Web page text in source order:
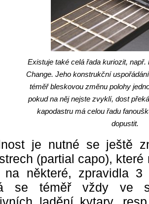
Existuje také celá řada kuriozit,
Change. Jeho konstrukční
téměř bleskovou změnu polohy
pokud na něj nejste zvyklí, dost
kapodastru má celou řadu
dopustit.
je nutné se ještě
(partial capo),
některé, zpravidla 3
se téměř vždy ve